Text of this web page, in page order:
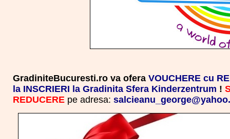
GradiniteBucuresti.ro va ofera VOUCHERE cu
la INSCRIERI la Gradinita Sfera Kinderzentrum !
REDUCERE pe adresa: